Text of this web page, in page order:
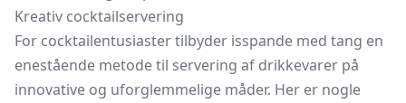
Kreativ cocktailservering
For cocktailentusiaster tilbyder isspande med tang en
enestående metode til servering af drikkevarer på
innovative og uforglemmelige måder. Her er nogle